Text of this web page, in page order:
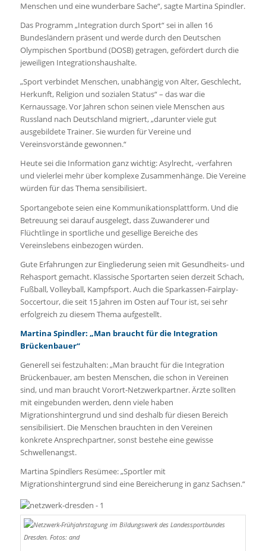
Menschen und eine wunderbare Sache“, sagte Martina Spindler.
Das Programm „Integration durch Sport“ sei in allen 16
Bundesländern präsent und werde durch den Deutschen
Olympischen Sportbund (DOSB) getragen, gefördert durch die
jeweiligen Integrationshaushalte.
„Sport verbindet Menschen, unabhängig von Alter, Geschlecht,
Herkunft, Religion und sozialen Status“ – das war die
Kernaussage. Vor Jahren schon seinen viele Menschen aus
Russland nach Deutschland migriert, „darunter viele gut
ausgebildete Trainer. Sie wurden für Vereine und
Vereinsvorstände gewonnen.“
Heute sei die Information ganz wichtig: Asylrecht, -verfahren
und vielerlei mehr über komplexe Zusammenhänge. Die Vereine
würden für das Thema sensibilisiert.
Sportangebote seien eine Kommunikationsplattform. Und die
Betreuung sei darauf ausgelegt, dass Zuwanderer und
Flüchtlinge in sportliche und gesellige Bereiche des
Vereinslebens einbezogen würden.
Gute Erfahrungen zur Eingliederung seien mit Gesundheits- und
Rehasport gemacht. Klassische Sportarten seien derzeit Schach,
Fußball, Volleyball, Kampfsport. Auch die Sparkassen-Fairplay-
Soccertour, die seit 15 Jahren im Osten auf Tour ist, sei sehr
erfolgreich zu diesem Thema aufgestellt.
Martina Spindler: „Man braucht für die Integration
Brückenbauer“
Generell sei festzuhalten: „Man braucht für die Integration
Brückenbauer, am besten Menschen, die schon in Vereinen
sind, und man braucht Vorort-Netzwerkpartner. Ärzte sollten
mit eingebunden werden, denn viele haben
Migrationshintergrund und sind deshalb für diesen Bereich
sensibilisiert. Die Menschen brauchten in den Vereinen
konkrete Ansprechpartner, sonst bestehe eine gewisse
Schwellenangst.
Martina Spindlers Resümee: „Sportler mit
Migrationshintergrund sind eine Bereicherung in ganz Sachsen.“